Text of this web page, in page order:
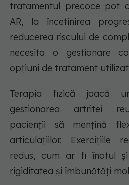
tratamentul precoce pot
AR, la încetinirea
reducerea riscului de
necesita o gestionare
opțiuni de tratament
Terapia fizică joacă
gestionarea artritei
pacienții să mențină
articulațiilor. Exercițiile
redus, cum ar fi înotul
rigiditatea și îmbunătăți